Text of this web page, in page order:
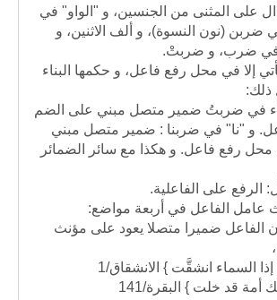
على المثنى من الجنسين، و "الواو" في
ضربن (نون النسوة)، و ألف الاثنين، و
في ضرب، و ضربتْ.
إلا في محل رفع فاعل، و حكمها البناء
ذلك:
في ضربتُ ضمير متصل مبني على الضم
و "نا" في ضربنا : ضمير متصل مبني
رفع فاعل. و هكذا مع سائر الضمائر
على الفاعلية.
الفاعل في أربعة مواضع:
الفاعل ضميرا متصلا يعود على مؤنث
السماء انشقَّت } الانشقاق/1
قد خلت } البقرة/141